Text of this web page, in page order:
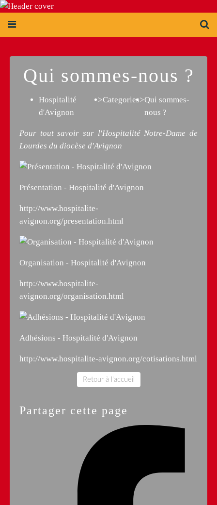
Qui sommes-nous ?
Hospitalité
d'Avignon
>Categories>Qui sommes-
nous ?
Pour tout savoir sur l'Hospitalité Notre-Dame de
Lourdes du diocèse d'Avignon
Présentation - Hospitalité d'Avignon
http://www.hospitalite-
avignon.org/presentation.html
Organisation - Hospitalité d'Avignon
http://www.hospitalite-
avignon.org/organisation.html
Adhésions - Hospitalité d'Avignon
http://www.hospitalite-avignon.org/cotisations.html
Retour à l'accueil
Partager cette page